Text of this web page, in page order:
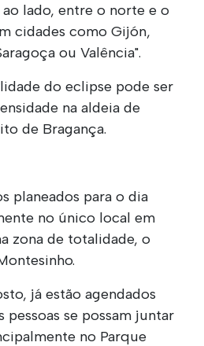
lado, entre o norte e o
cidades como Gijón,
ou Valência".
do eclipse pode ser
na aldeia de
de Bragança.
planeados para o dia
no único local em
zona de totalidade, o
já estão agendados
pessoas se possam juntar
no Parque